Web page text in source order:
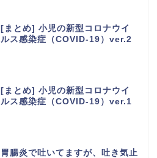
[まとめ] 小児の新型コロナウイ
ルス感染症（COVID-19）ver.2
[まとめ] 小児の新型コロナウイ
ルス感染症（COVID-19）ver.1
胃腸炎で吐いてますが、吐き気止